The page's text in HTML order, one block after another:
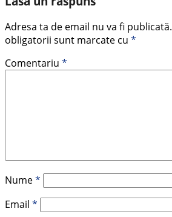
Adresa ta de email nu va fi publicată.
obligatorii sunt marcate cu *
Comentariu *
Nume*
Email *